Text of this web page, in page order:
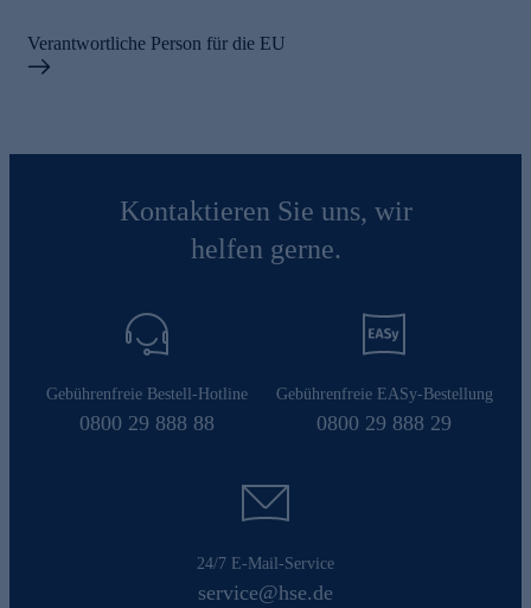
Verantwortliche Person für die EU
Kontaktieren Sie uns, wir
helfen gerne.
Gebührenfreie Bestell-Hotline
0800 29 888 88
Gebührenfreie EASy-Bestellung
0800 29 888 29
24/7 E-Mail-Service
service@hse.de